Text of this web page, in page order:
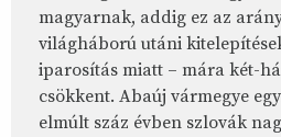
magyarnak, addig ez az
világháború utáni
iparosítás miatt – mára két-
csökkent. Abaúj vármegye
elmúlt száz évben szlovák